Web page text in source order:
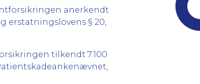
anerkendt
erstatningslovens § 20,
tilkendt 7.100